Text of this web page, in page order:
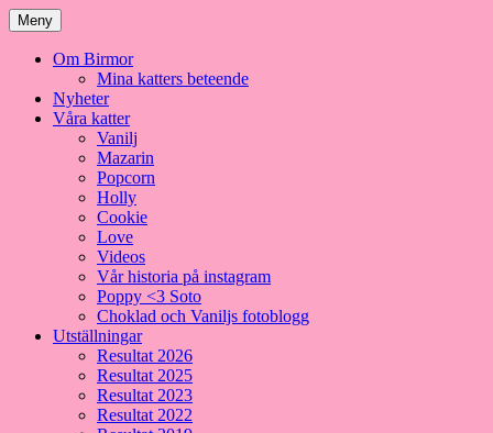
Meny
Om Birmor
Mina katters beteende
Nyheter
Våra katter
Vanilj
Mazarin
Popcorn
Holly
Cookie
Love
Videos
Vår historia på instagram
Poppy <3 Soto
Choklad och Vaniljs fotoblogg
Utställningar
Resultat 2026
Resultat 2025
Resultat 2023
Resultat 2022